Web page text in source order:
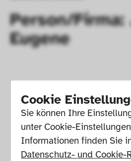
Cookie
Sie können Ihre
unter Cookie-
Datenschutz- und Cookie-
Person/
Eugene